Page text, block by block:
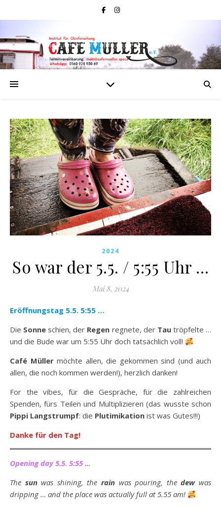
2024
So war der 5.5. / 5:55 Uhr …
Mai 8, 2024
Eröffnungstag 5.5. 5:55 …
Die Sonne schien, der Regen regnete, der Tautröpfelte …
und die Bude war um 5:55 Uhr doch tatsächlich voll!
Café Müllermöchte allen, die gekommen sind (und auch
allen, die noch kommen werden!), herzlich danken!
For the vibes, für die Gespräche, für die zahlreichen
Spenden, fürs Teilen und Multiplizieren (das wusste schon
Pippi Langstrumpf: die Plutimikation ist was Gutes!!!)
Danke für den Tag!
Opening day 5.5. 5:55 …
The sunwas shining, therain was pouring, thedewwas
dripping … and the place was actually full at 5.55 am!